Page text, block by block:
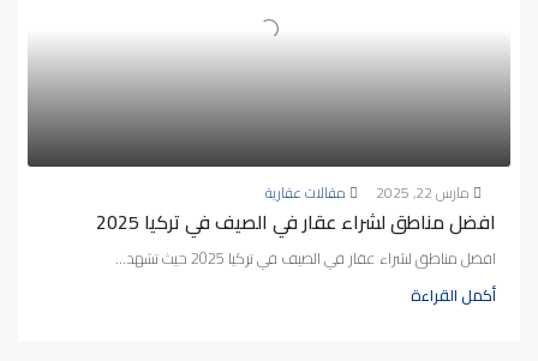
مارس 22, 2025 مقالات عقارية
افضل مناطق لشراء عقار في الصيف في تركيا 2025
افضل مناطق لشراء عقار في الصيف في تركيا 2025 حيث تشهد...
أكمل القراءة